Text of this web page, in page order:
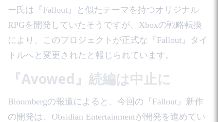
ー氏は『Fallout』と似たテーマを持つオリジナル
RPGを開発していたそうですが、Xboxの戦略転換
により、このプロジェクトが正式な『Fallout』タイ
トルへと変更されたと報じられています。
『Avowed』続編は中止に
Bloombergの報道によると、今回の『Fallout』新作
の開発は、Obsidian Entertainmentが開発を進めてい